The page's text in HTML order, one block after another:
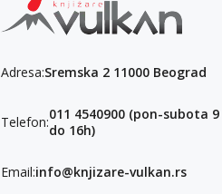
Adresa:Sremska 2 11000 Beograd
Telefon:011 4540900 (pon-subota 9
do 16h)
Email:info@knjizare-vulkan.rs